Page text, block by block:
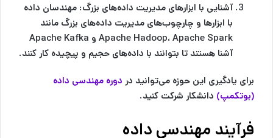
آشنایی با ابزارهای مدیریت داده‌های بزرگ: مهندسان داده
با ابزارها و چارچوب‌های مدیریت داده‌های بزرگ مانند
Apache Hadoop، Apache Spark و Apache Kafka
آشنا هستند تا بتوانند با داده‌های حجیم و پیچیده کار کنند.
برای یادگیری این حوزه می‌توانید در دوره مهندسی داده
(بوتکمپ) دانشکار شرکت کنید.
فرآیند مهندسی داده